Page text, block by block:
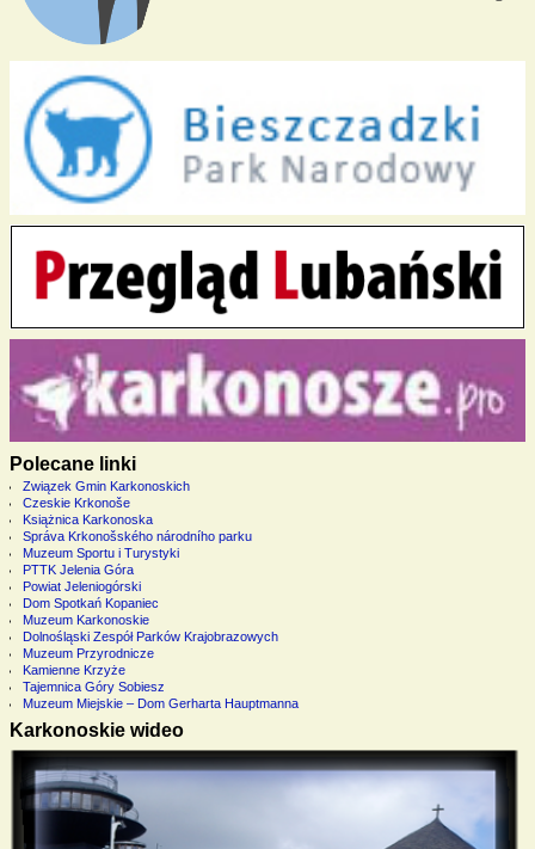
Polecane linki
Związek Gmin Karkonoskich
Czeskie Krkonoše
Książnica Karkonoska
Správa Krkonošského národního parku
Muzeum Sportu i Turystyki
PTTK Jelenia Góra
Powiat Jeleniogórski
Dom Spotkań Kopaniec
Muzeum Karkonoskie
Dolnośląski Zespół Parków Krajobrazowych
Muzeum Przyrodnicze
Kamienne Krzyże
Tajemnica Góry Sobiesz
Muzeum Miejskie – Dom Gerharta Hauptmanna
Karkonoskie wideo